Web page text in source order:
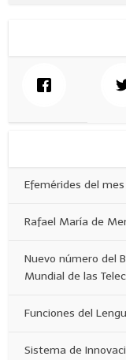
Efemérides del
Rafael María de
Nuevo número del
Mundial de las
Funciones del
Sistema de